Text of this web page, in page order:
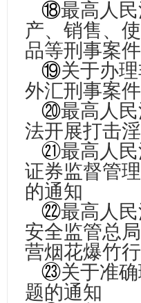
⑱最高人
产、销售、
品等刑事案
⑲关于办
外汇刑事案
⑳最高人
法开展打击
㉑最高人
证券监督管
的通知
㉒最高人
安全监管总
营烟花爆竹
㉓关于准
题的通知